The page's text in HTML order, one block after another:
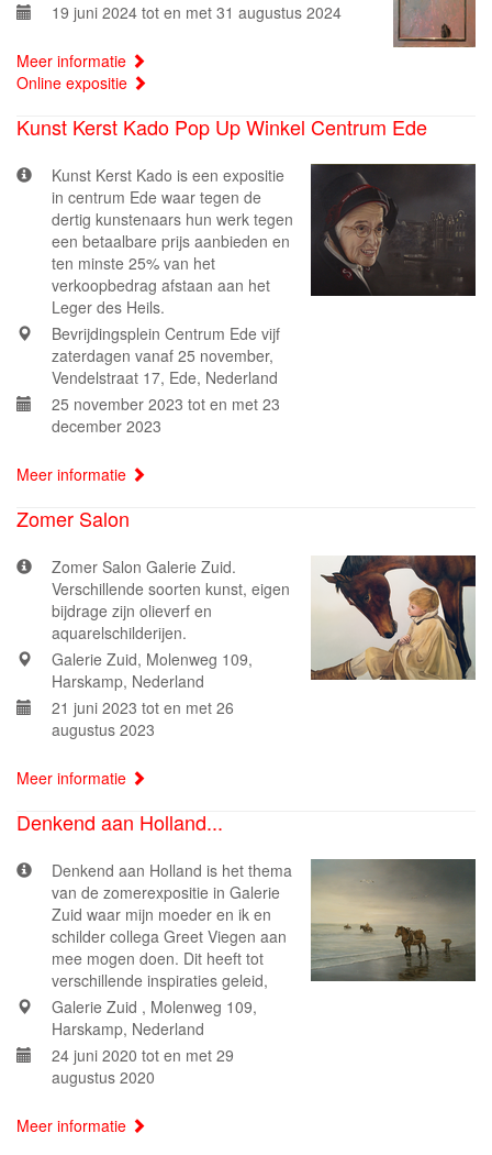
19 juni 2024 tot en met 31 augustus 2024
Meer informatie
Online expositie
Kunst Kerst Kado Pop Up Winkel Centrum Ede
Kunst Kerst Kado is een expositie
in centrum Ede waar tegen de
dertig kunstenaars hun werk tegen
een betaalbare prijs aanbieden en
ten minste 25% van het
verkoopbedrag afstaan aan het
Leger des Heils.
Bevrijdingsplein Centrum Ede vijf
zaterdagen vanaf 25 november,
Vendelstraat 17, Ede, Nederland
25 november 2023 tot en met 23
december 2023
Meer informatie
Zomer Salon
Zomer Salon Galerie Zuid.
Verschillende soorten kunst, eigen
bijdrage zijn olieverf en
aquarelschilderijen.
Galerie Zuid, Molenweg 109,
Harskamp, Nederland
21 juni 2023 tot en met 26
augustus 2023
Meer informatie
Denkend aan Holland...
Denkend aan Holland is het thema
van de zomerexpositie in Galerie
Zuid waar mijn moeder en ik en
schilder collega Greet Viegen aan
mee mogen doen. Dit heeft tot
verschillende inspiraties geleid,
Galerie Zuid , Molenweg 109,
Harskamp, Nederland
24 juni 2020 tot en met 29
augustus 2020
Meer informatie